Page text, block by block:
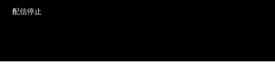
配信停止